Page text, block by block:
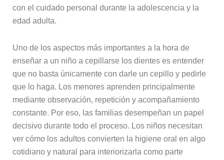
con el cuidado personal durante la adolescencia y la
edad adulta.
Uno de los aspectos más importantes a la hora de
enseñar a un niño a cepillarse los dientes es entender
que no basta únicamente con darle un cepillo y pedirle
que lo haga. Los menores aprenden principalmente
mediante observación, repetición y acompañamiento
constante. Por eso, las familias desempeñan un papel
decisivo durante todo el proceso. Los niños necesitan
ver cómo los adultos convierten la higiene oral en algo
cotidiano y natural para interiorizarla como parte